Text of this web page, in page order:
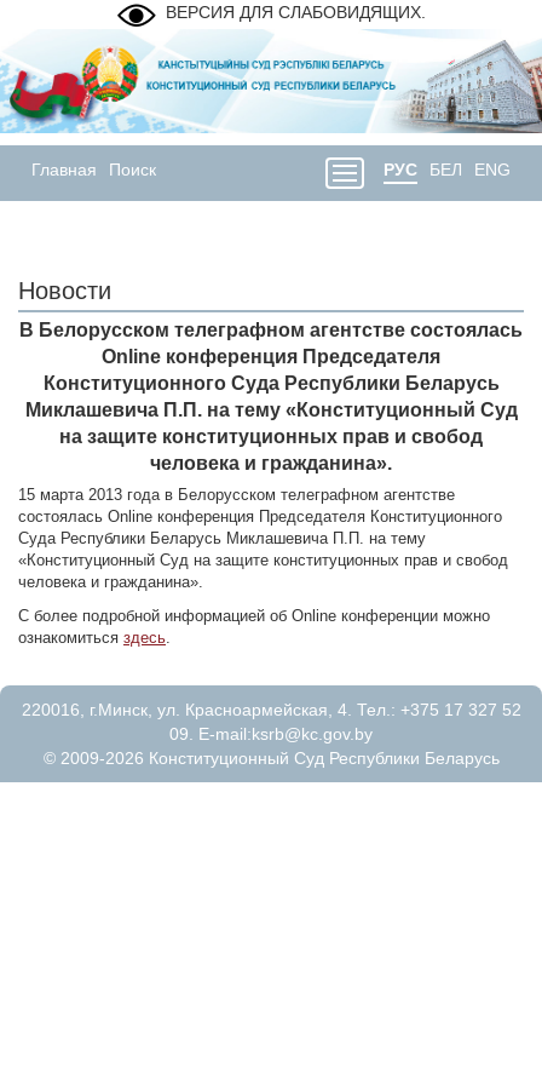
ВЕРСИЯ ДЛЯ СЛАБОВИДЯЩИХ.
Главная Поиск РУС БЕЛ ENG
Новости
В Белорусском телеграфном агентстве состоялась
Online конференция Председателя
Конституционного Суда Республики Беларусь
Миклашевича П.П. на тему «Конституционный Суд
на защите конституционных прав и свобод
человека и гражданина».
15 марта 2013 года в Белорусском телеграфном агентстве
состоялась Online конференция Председателя Конституционного
Суда Республики Беларусь Миклашевича П.П. на тему
«Конституционный Суд на защите конституционных прав и свобод
человека и гражданина».
С более подробной информацией об Online конференции можно
ознакомиться здесь.
220016, г.Минск, ул. Красноармейская, 4. Тел.: +375 17 327 52
09. E-mail:ksrb@kc.gov.by
© 2009-2026 Конституционный Суд Республики Беларусь